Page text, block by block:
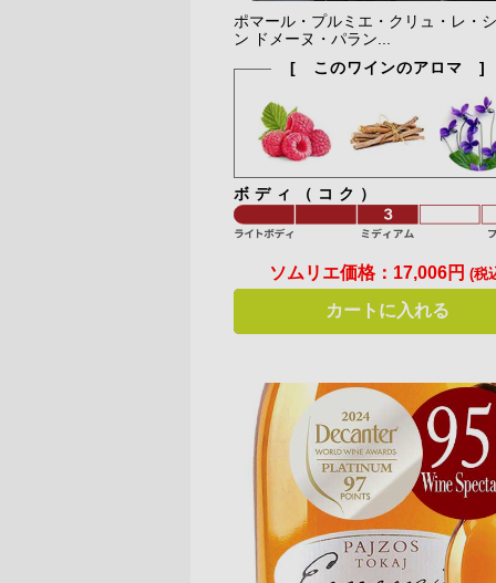
ポマール・プルミエ・クリュ・レ・
ン ドメーヌ・パラン...
[ このワインのアロマ ]
ボディ（コク）
ソムリエ価格： 17,006円 (税
カートに入れる